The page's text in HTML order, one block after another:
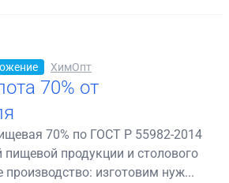
ХимОпт
70% от
70% по ГОСТ Р 55982-2014
пищевой продукции и столового
производство: изготовим нуж...